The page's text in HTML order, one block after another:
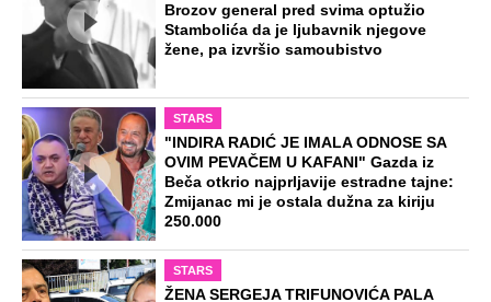
Brozov general pred svima optužio
Stambolića da je ljubavnik njegove
žene, pa izvršio samoubistvo
STARS
"INDIRA RADIĆ JE IMALA ODNOSE SA
OVIM PEVAČEM U KAFANI" Gazda iz
Beča otkrio najprljavije estradne tajne:
Zmijanac mi je ostala dužna za kiriju
250.000
STARS
ŽENA SERGEJA TRIFUNOVIĆA PALA